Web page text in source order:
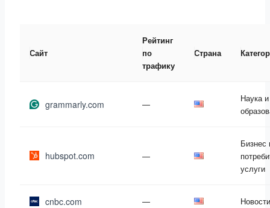
Сайт
Рейтинг
по
трафику
Страна
grammarly.com —
Наука и
hubspot.com —
Бизнес
услуги
cnbc.com —